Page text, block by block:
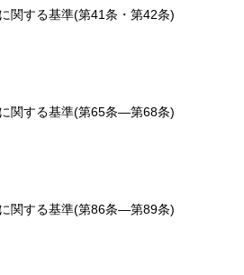
関する基準(第41条・第42条)
関する基準(第65条―第68条)
関する基準(第86条―第89条)